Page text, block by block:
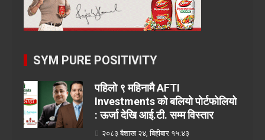
SYM PURE POSITIVITY
पहिलो ९ महिनामै AFTI
Investments को बलियो पोर्टफोलियो
: ऊर्जा देखि आई.टी. सम्म विस्तार
२०८३ बैशाख २४, बिहीबार १५:४३